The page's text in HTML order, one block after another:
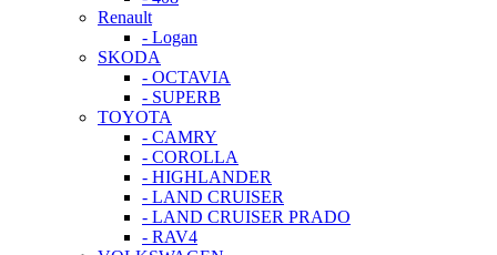
Renault
- Logan
SKODA
- OCTAVIA
- SUPERB
TOYOTA
- CAMRY
- COROLLA
- HIGHLANDER
- LAND CRUISER
- LAND CRUISER PRADO
- RAV4